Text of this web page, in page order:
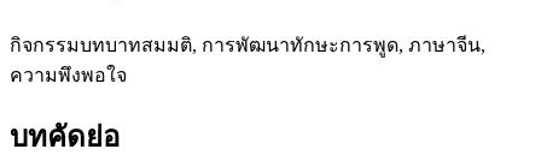
กิจกรรมบทบาทสมมติ, การพัฒนาทักษะการพูด, ภาษาจีน,
ความพึงพอใจ
บทคัดย่อ